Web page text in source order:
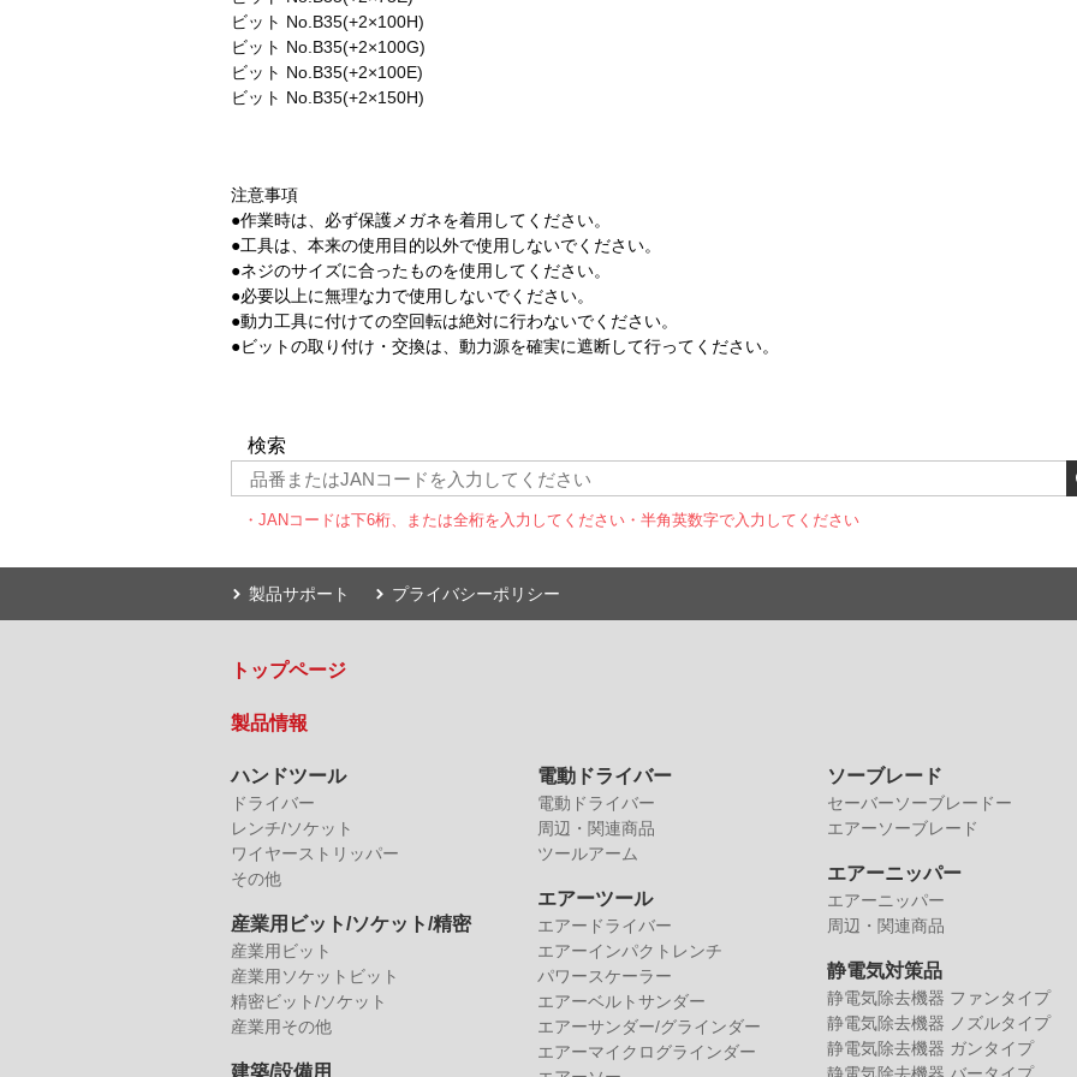
ビット No.B35(+2×100H)
ビット No.B35(+2×100G)
ビット No.B35(+2×100E)
ビット No.B35(+2×150H)
注意事項
●作業時は、必ず保護メガネを着用してください。
●工具は、本来の使用目的以外で使用しないでください。
●ネジのサイズに合ったものを使用してください。
●必要以上に無理な力で使用しないでください。
●動力工具に付けての空回転は絶対に行わないでください。
●ビットの取り付け・交換は、動力源を確実に遮断して行ってください。
検索
・JANコードは下6桁、または全桁を入力してください ・半角英数字で入力してください
製品サポート プライバシーポリシー
トップページ
製品情報
ハンドツール
ドライバー
レンチ/ソケット
ワイヤーストリッパー
その他
産業用ビット/ソケット/精密
産業用ビット
産業用ソケットビット
精密ビット/ソケット
産業用その他
建築/設備用
電動ドライバー
電動ドライバー
周辺・関連商品
ツールアーム
エアーツール
エアードライバー
エアーインパクトレンチ
パワースケーラー
エアーベルトサンダー
エアーサンダー/グラインダー
エアーマイクログラインダー
ソーブレード
セーバーソーブレードー
エアーソーブレード
エアーニッパー
エアーニッパー
周辺・関連商品
静電気対策品
静電気除去機器 ファンタイプ
静電気除去機器 ノズルタイプ
静電気除去機器 ガンタイプ